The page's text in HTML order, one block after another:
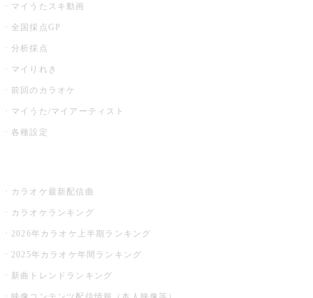
マイうたスキ動画
全国採点GP
分析採点
マイりれき
前回のカラオケ
マイうた/マイアーティスト
各種設定
カラオケ最新配信曲
カラオケランキング
2026年カラオケ上半期ランキング
2025年カラオケ年間ランキング
新曲トレンドランキング